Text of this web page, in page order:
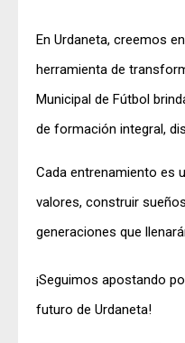
En Urdaneta, creemos
herramienta de
Municipal de Fútbol
de formación integral,
Cada entrenamiento es
valores, construir
generaciones que
¡Seguimos apostando
futuro de Urdaneta!